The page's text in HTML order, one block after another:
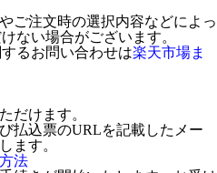
ご注文時の選択内容などによっ
ない場合がございます。
るお問い合わせは楽天市場ま
だけます。
払込票のURLを記載したメー
ます。
法